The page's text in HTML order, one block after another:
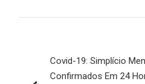
Covid-19: Simplício
Confirmados Em 24